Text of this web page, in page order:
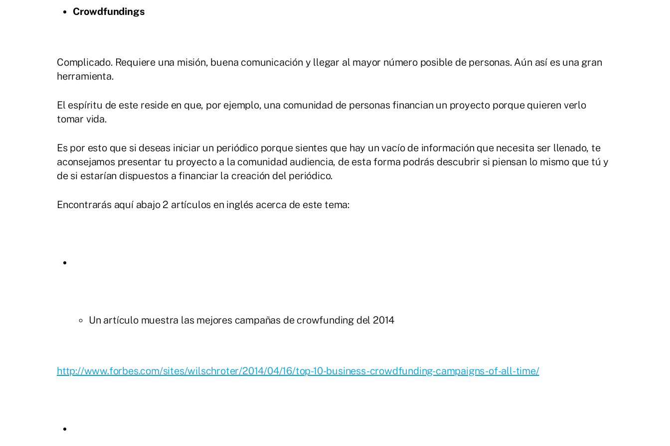
Crowdfundings
Complicado. Requiere una misión, buena comunicación y llegar al mayor número posible de personas. Aún así es una gran
herramienta.
El espíritu de este reside en que, por ejemplo, una comunidad de personas financian un proyecto porque quieren verlo
tomar vida.
Es por esto que si deseas iniciar un periódico porque sientes que hay un vacío de información que necesita ser llenado, te
aconsejamos presentar tu proyecto a la comunidad audiencia, de esta forma podrás descubrir si piensan lo mismo que tú y
de si estarían dispuestos a financiar la creación del periódico.
Encontrarás aquí abajo 2 artículos en inglés acerca de este tema:
Un artículo muestra las mejores campañas de crowfunding del 2014
http://www.forbes.com/sites/wilschroter/2014/04/16/top-10-business-crowdfunding-campaigns-of-all-time/